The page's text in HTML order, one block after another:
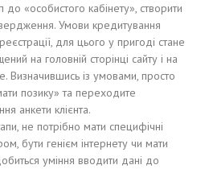
«особистого кабінету», створити
Умови кредитування
для цього у пригоді стане
на головній сторінці сайту і на
Визначившись із умовами, просто
позику» та переходите
анкети клієнта.
не потрібно мати специфічні
бути генієм інтернету чи мати
уміння вводити дані до